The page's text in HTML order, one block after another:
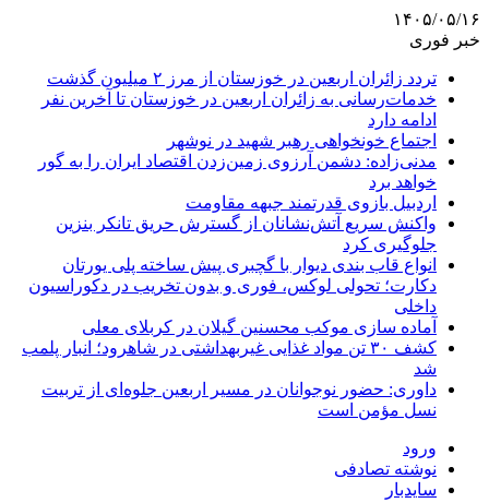
۱۴۰۵/۰۵/۱۶
خبر فوری
تردد زائران اربعین در خوزستان از مرز ۲ میلیون گذشت
خدمات‌رسانی به زائران اربعین در خوزستان تا آخرین نفر
ادامه دارد
اجتماع خونخواهی رهبر شهید در نوشهر
مدنی‌زاده: دشمن آرزوی زمین‌زدن اقتصاد ایران را به گور
خواهد برد
اردبیل بازوی قدرتمند جبهه مقاومت
واکنش سریع آتش‌نشانان از گسترش حریق تانکر بنزین
جلوگیری کرد
انواع قاب بندی دیوار با گچبری پیش ساخته پلی یورتان
دکارت؛ تحولی لوکس، فوری و بدون تخریب در دکوراسیون
داخلی
آماده سازی موکب محسنین گیلان در کربلای معلی
کشف ۳۰ تن مواد غذایی غیربهداشتی در شاهرود؛ انبار پلمب
شد
داوری: حضور نوجوانان در مسیر اربعین جلوه‌ای از تربیت
نسل مؤمن است
ورود
نوشته تصادفی
سایدبار